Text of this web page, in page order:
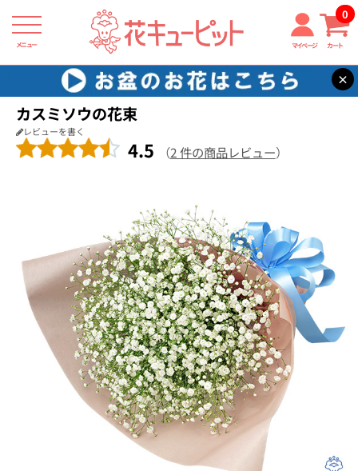
メニュー マイページ カート
0
×
花キューピット 結婚記念日 【結婚記念日】カスミソウの花束
カスミソウの花束
レビューを書く
4.5 （2 件の商品レビュー）